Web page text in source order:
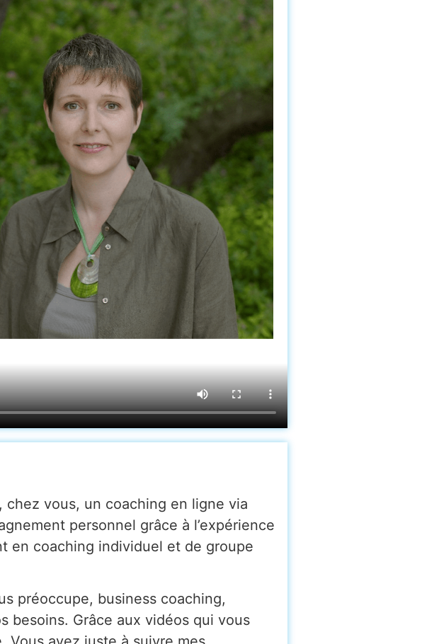
vous, un coaching en ligne via
personnel grâce à l’expérience
en coaching individuel et de groupe
préoccupe, business coaching,
besoins. Grâce aux vidéos qui vous